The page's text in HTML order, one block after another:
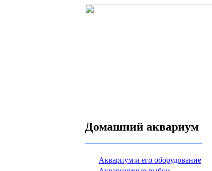
Домашний аквариум
Аквариум и его оборудование